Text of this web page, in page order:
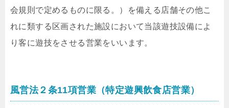
会規則で定めるものに限る。）を備える店舗その他こ
れに類する区画された施設において当該遊技設備によ
り客に遊技をさせる営業をいいます。
風営法２条11項営業（特定遊興飲食店営業）